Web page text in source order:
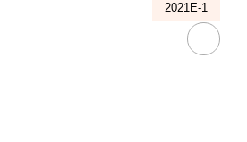
2021Е-1